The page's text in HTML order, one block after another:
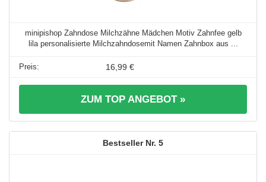
minipishop Zahndose Milchzähne Mädchen Motiv Zahnfee gelb
lila personalisierte Milchzahndosemit Namen Zahnbox aus ...
16,99 €
ZUM TOP ANGEBOT »
5